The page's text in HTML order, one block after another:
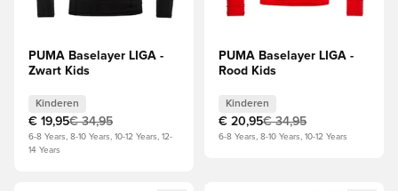
PUMA Baselayer LIGA -
Zwart Kids
Kinderen
€ 19,95€ 34,95
6-8 Years, 8-10 Years, 10-12 Years, 12-
14 Years
PUMA Baselayer LIGA -
Rood Kids
Kinderen
€ 20,95€ 34,95
6-8 Years, 8-10 Years, 10-12 Years